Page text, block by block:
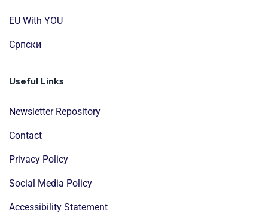
EU With YOU
Cрпски
Useful Links
Newsletter Repository
Contact
Privacy Policy
Social Media Policy
Accessibility Statement